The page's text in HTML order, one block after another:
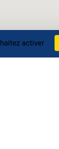
activer